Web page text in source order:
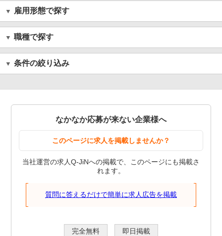
雇用形態で探す
職種で探す
条件の絞り込み
なかなか応募が来ない企業様へ
このページに求人を掲載しませんか？
当社運営の求人Q-JiNへの掲載で、このページにも掲載さ
れます。
質問に答えるだけで簡単に求人広告を掲載
完全無料 即日掲載